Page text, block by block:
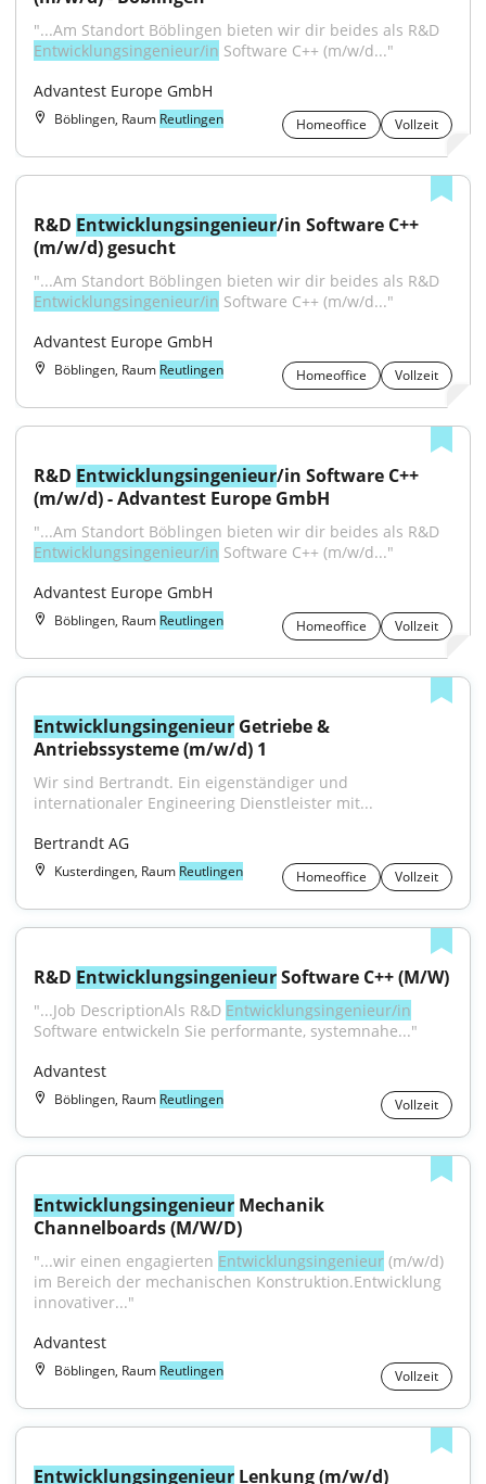
Entwicklungsingenieur/in Software C++ (m/w/d..."
Advantest Europe GmbH
Böblingen, Raum Reutlingen Homeoffice Vollzeit
R&D Entwicklungsingenieur/in Software C++
(m/w/d) gesucht
Entwicklungsingenieur/in Software C++ (m/w/d..."
Advantest Europe GmbH
Böblingen, Raum Reutlingen Homeoffice Vollzeit
R&D Entwicklungsingenieur/in Software C++
(m/w/d) - Advantest Europe GmbH
Entwicklungsingenieur/in Software C++ (m/w/d..."
Advantest Europe GmbH
Böblingen, Raum Reutlingen Homeoffice Vollzeit
Entwicklungsingenieur Getriebe &
Antriebssysteme (m/w/d) 1
Wir sind Bertrandt. Ein eigenständiger und
internationaler Engineering Dienstleister mit...
Bertrandt AG
Kusterdingen, Raum Reutlingen Homeoffice Vollzeit
R&D Entwicklungsingenieur Software C++ (M/W)
"...Job DescriptionAls R&D Entwicklungsingenieur/in
Software entwickeln Sie performante, systemnahe..."
Advantest
Böblingen, Raum Reutlingen Vollzeit
Entwicklungsingenieur Mechanik
Channelboards (M/W/D)
"...wir einen engagierten Entwicklungsingenieur (m/w/d)
im Bereich der mechanischen Konstruktion.Entwicklung
innovativer..."
Advantest
Böblingen, Raum Reutlingen Vollzeit
Entwicklungsingenieur Lenkung (m/w/d)